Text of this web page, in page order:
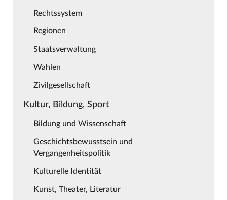
Rechtssystem
Regionen
Staatsverwaltung
Wahlen
Zivilgesellschaft
Kultur, Bildung, Sport
Bildung und Wissenschaft
Geschichtsbewusstsein und
Vergangenheitspolitik
Kulturelle Identität
Kunst, Theater, Literatur